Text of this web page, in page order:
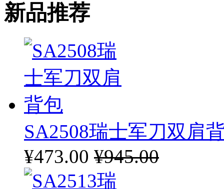
新品推荐
SA2508瑞士军刀双肩
¥473.00 ¥945.00